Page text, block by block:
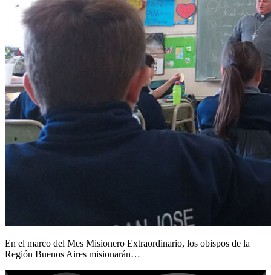
En el marco del Mes Misionero Extraordinario, los obispos de la
Región Buenos Aires misionarán…